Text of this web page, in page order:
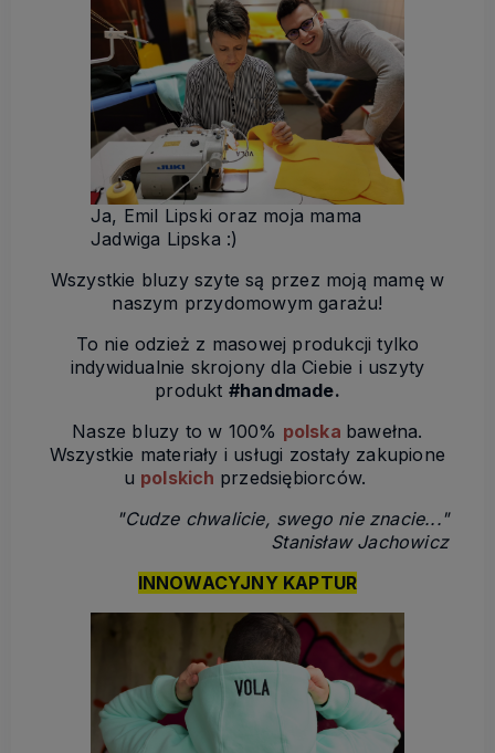
Ja, Emil Lipski oraz moja mama
Jadwiga Lipska :)
Wszystkie bluzy szyte są przez moją mamę w
naszym przydomowym garażu!
To nie odzież z masowej produkcji tylko
indywidualnie skrojony dla Ciebie i uszyty
produkt #handmade.
Nasze bluzy to w 100% polska bawełna.
Wszystkie materiały i usługi zostały zakupione
u polskich przedsiębiorców.
"Cudze chwalicie, swego nie znacie..."
Stanisław Jachowicz
INNOWACYJNY KAPTUR